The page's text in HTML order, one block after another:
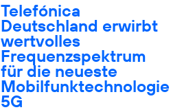
Telefónica
Deutschland erwirbt
wertvolles
Frequenzspektrum
für die neueste
Mobilfunktechnologie
5G